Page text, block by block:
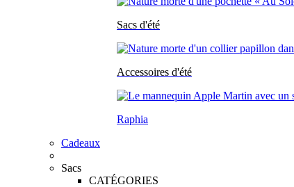
Sacs d'été
Accessoires d'été
Raphia
Cadeaux
Sacs
CATÉGORIES